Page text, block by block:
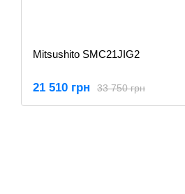
Mitsushito SMC21JIG2
33 750 грн
21 510 грн